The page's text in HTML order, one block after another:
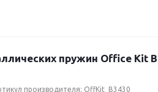
пружин Office Kit B
производителя: OffKit_B3430